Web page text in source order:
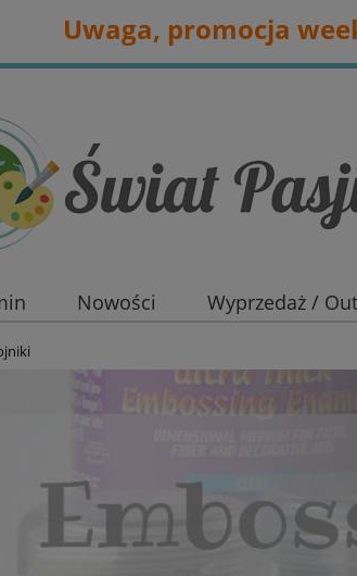
Uwaga, promocja
Nowości Wyprzedaż /